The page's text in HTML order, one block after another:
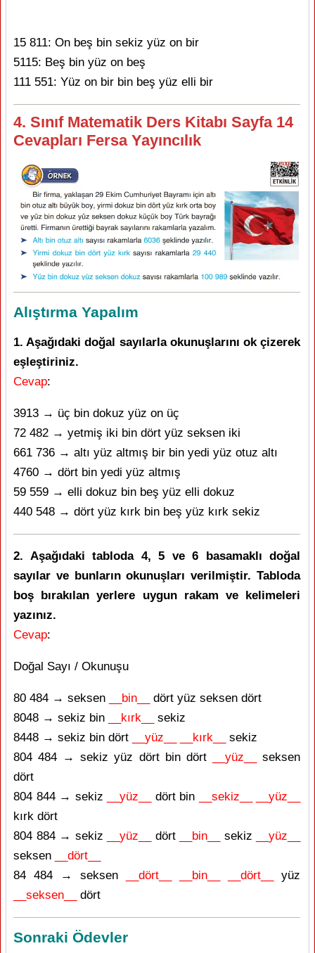
15 811: On beş bin sekiz yüz on bir
5115: Beş bin yüz on beş
111 551: Yüz on bir bin beş yüz elli bir
4. Sınıf Matematik Ders Kitabı Sayfa 14
Cevapları Fersa Yayıncılık
Alıştırma Yapalım
1. Aşağıdaki doğal sayılarla okunuşlarını ok çizerek
eşleştiriniz.
Cevap:
3913 → üç bin dokuz yüz on üç
72 482 → yetmiş iki bin dört yüz seksen iki
661 736 → altı yüz altmış bir bin yedi yüz otuz altı
4760 → dört bin yedi yüz altmış
59 559 → elli dokuz bin beş yüz elli dokuz
440 548 → dört yüz kırk bin beş yüz kırk sekiz
2. Aşağıdaki tabloda 4, 5 ve 6 basamaklı doğal
sayılar ve bunların okunuşları verilmiştir. Tabloda
boş bırakılan yerlere uygun rakam ve kelimeleri
yazınız.
Cevap:
Doğal Sayı / Okunuşu
80 484 → seksen __bin__
dört yüz seksen dört
8048 → sekiz bin
__kırk__
sekiz
8448 → sekiz bin dört
__yüz__ __kırk__
sekiz
804 484 → sekiz yüz dört bin dört
__yüz__
seksen
dört
804 844 → sekiz
__yüz__ dört bin
__sekiz__ __yüz__
kırk dört
804 884 → sekiz
__yüz__ dört __bin__ sekiz
__yüz__
seksen
__dört__
84 484 → seksen
__dört__ __bin__ __dört__
yüz
__seksen__
dört
Sonraki Ödevler